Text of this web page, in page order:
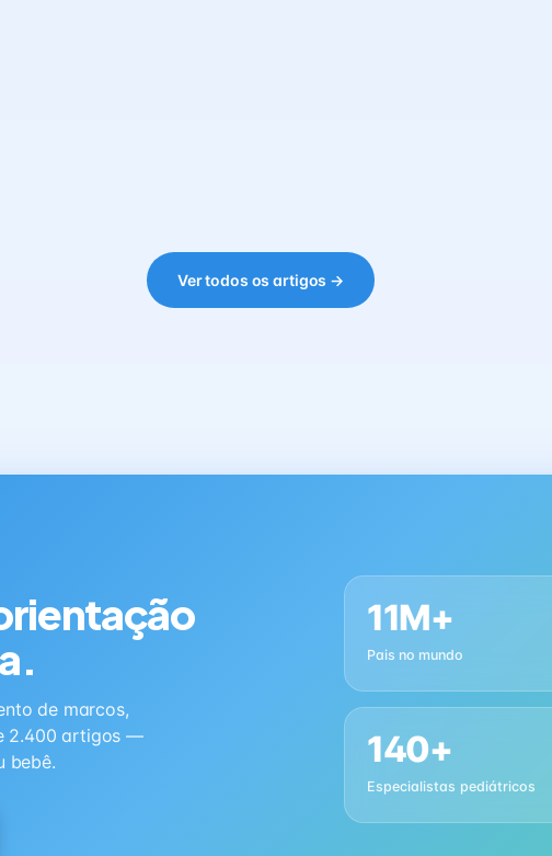
Ver todos os artigos →
de marcos,
2.400 artigos —
bebê.
11M+
Pais no mundo
140+
Especialistas pediátricos